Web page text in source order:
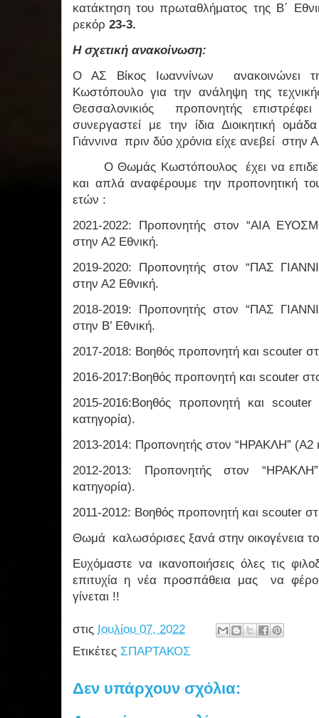
κατάκτηση του πρωταθλήματος της Β΄
ρεκόρ 23-3.
Η σχετική ανακοίνωση:
Ο ΑΣ Βίκος Ιωαννίνων
Κωστόπουλο για την ανάληψη της
Θεσσαλονικιός προπονητής
συνεργαστεί με την ίδια Διοικητική
Γιάννινα πριν δύο χρόνια είχε ανεβεί στην
Ο Θωμάς Κωστόπουλος έχει να
και απλά αναφέρουμε την προπονητική
ετών :
2021-2022: Προπονητής στον “ΑΙΑ
στην Α2 Εθνική.
2019-2020: Προπονητής στον “ΠΑΣ
στην Α2 Εθνική.
2018-2019: Προπονητής στον “ΠΑΣ
στην Β’ Εθνική.
2017-2018: Βοηθός προπονητή και scouter
2016-2017:Βοηθός προπονητή και scouter
2015-2016:Βοηθός προπονητή και
κατηγορία).
2013-2014: Προπονητής στον “ΗΡΑΚΛΗ” (Α2
2012-2013: Προπονητής στον
κατηγορία).
2011-2012: Βοηθός προπονητή και scouter
Θωμά καλωσόρισες ξανά στην οικογένεια
Ευχόμαστε να ικανοποιήσεις όλες τις
επιτυχία η νέα προσπάθεια μας να
γίνεται !!
στις Ιουλίου 07, 2022
Ετικέτες ΣΠΑΡΤΑΚΟΣ
Δεν υπάρχουν σχόλια: